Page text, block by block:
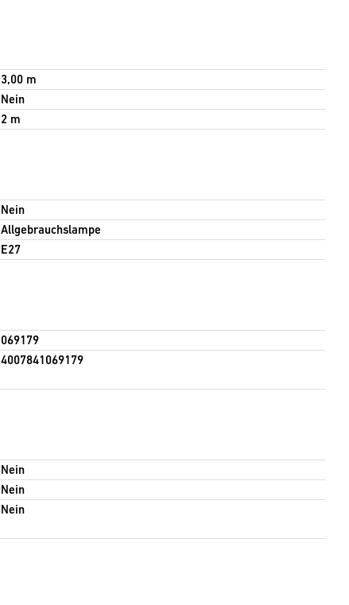
3,00 m
Nein
2 m
Nein
Allgebrauchslampe
E27
069179
4007841069179
Nein
Nein
Nein